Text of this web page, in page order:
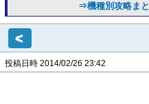
⇒機種別攻略ま
<
投稿日時 2014/02/26 23:42